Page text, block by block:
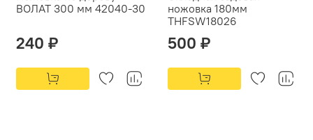
ВОЛАТ 300 мм 42040-30
240 ₽
ножовка 180мм
THFSW18026
500 ₽